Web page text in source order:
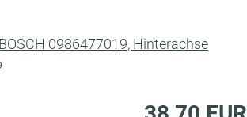
0986477019, Hinterachse